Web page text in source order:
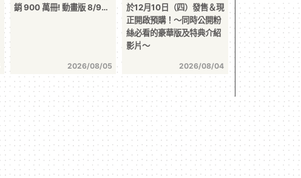
銷 900 萬冊! 動畫版 8/9…
2026/08/05
於12月10日（四）發售＆現
正開啟預購！～同時公開粉
絲必看的豪華版及特典介紹
影片～
2026/08/04